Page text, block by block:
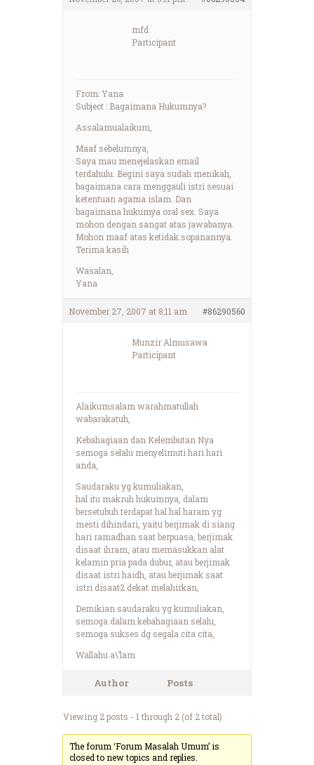
mfd
Participant
From: Yana
Subject : Bagaimana Hukumnya?
Assalamualaikum,
Maaf sebelumnya,
Saya mau menejelaskan email
terdahulu. Begini saya sudah menikah,
bagaimana cara menggauli istri sesuai
ketentuan agama islam. Dan
bagaimana hukumya oral sex. Saya
mohon dengan sangat atas jawabanya.
Mohon maaf atas ketidak sopanannya.
Terima kasih
Wasalan,
Yana
November 27, 2007 at 8:11 am #86290560
Munzir Almusawa
Participant
Alaikumsalam warahmatullah
wabarakatuh,
Kebahagiaan dan Kelembutan Nya
semoga selalu menyelimuti hari hari
anda,
Saudaraku yg kumuliakan,
hal itu makruh hukumnya, dalam
bersetubuh terdapat hal hal haram yg
mesti dihindari, yaitu berjimak di siang
hari ramadhan saat berpuasa, berjimak
disaat ihram, atau memasukkan alat
kelamin pria pada dubur, atau berjimak
disaat istri haidh, atau berjimak saat
istri disaat2 dekat melahirkan,
Demikian saudaraku yg kumuliakan,
semoga dalam kebahagiaan selalu,
semoga sukses dg segala cita cita,
Wallahu a\’lam
Author Posts
Viewing 2 posts - 1 through 2 (of 2 total)
The forum ‘Forum Masalah Umum’ is
closed to new topics and replies.